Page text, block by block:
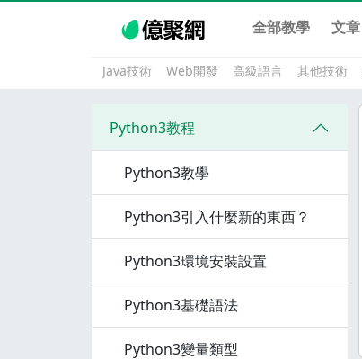
全部教學 文章
Java技術 Web開發 高級語言 其他技術
Python3教程
Python3教學
Python3引入什麼新的東西？
Python3環境安裝設置
Python3基礎語法
Python3變量類型